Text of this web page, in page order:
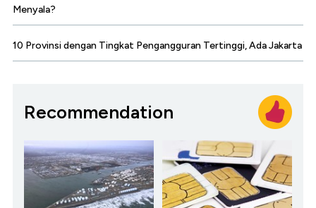
Menyala?
10 Provinsi dengan Tingkat Pengangguran Tertinggi, Ada Jakarta
Recommendation